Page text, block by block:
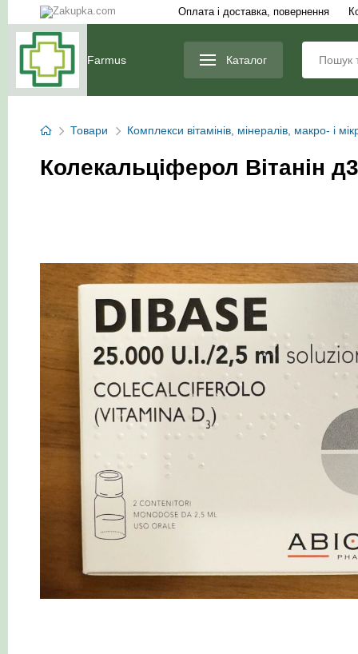
Оплата і доставка, повернення
Farmus Каталог
Товари Комплекси вітамінів, мінералів, макро- і
Колекальціферол Вітанін